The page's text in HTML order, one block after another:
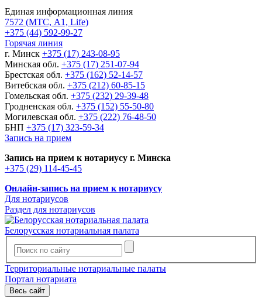
Единая информационная линия
7572 (МТС, A1, Life)
+375 (44) 592-99-27
Горячая линия
г. Минск +375 (17) 243-08-95
Минская обл. +375 (17) 251-07-94
Брестская обл. +375 (162) 52-14-57
Витебская обл. +375 (212) 60-85-15
Гомельская обл. +375 (232) 29-39-48
Гродненская обл. +375 (152) 55-50-80
Могилевская обл. +375 (222) 76-48-50
БНП +375 (17) 323-59-34
Запись на прием
Запись на прием к нотариусу г. Минска
+375 (29) 114-45-45
Онлайн-запись на прием к нотариусу
Для нотариусов
Раздел для нотариусов
Белорусская нотариальная палата
Территориальные нотариальные палаты
Портал нотариата
Весь сайт